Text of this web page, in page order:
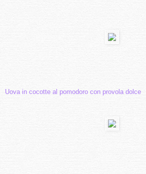
Uova in cocotte al pomodoro con provola dolce